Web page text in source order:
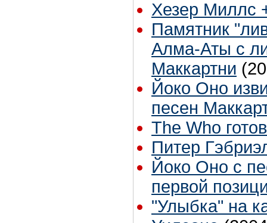
Хезер Миллс
Памятник
Алма-Аты с
Маккартни
Йоко Оно
песен
The Who
Питер
Йоко Оно с
первой
"Улыбка" на